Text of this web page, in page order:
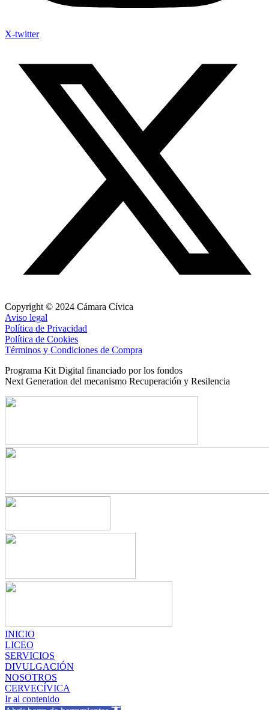
X-twitter
Copyright © 2024 Cámara Cívica
Aviso legal
Política de Privacidad
Política de Cookies
Términos y Condiciones de Compra
Programa Kit Digital financiado por los fondos
Next Generation del mecanismo Recuperación y Resilencia
INICIO
LICEO
SERVICIOS
DIVULGACIÓN
NOSOTROS
CERVECÍVICA
Ir al contenido